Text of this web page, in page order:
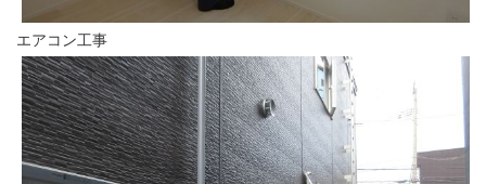
エアコン工事